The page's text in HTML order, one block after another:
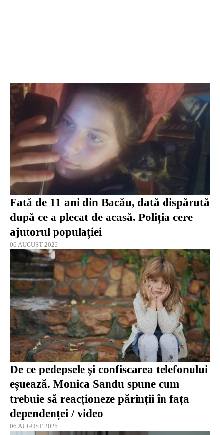
Fată de 11 ani din Bacău, dată dispărută
după ce a plecat de acasă. Poliția cere
ajutorul populației
06 AUGUST 2026
De ce pedepsele și confiscarea telefonului
eșuează. Monica Sandu spune cum
trebuie să reacționeze părinții în fața
dependenței / video
06 AUGUST 2026